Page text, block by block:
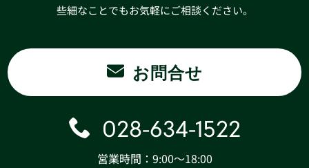
些細なことでもお気軽にご相談ください。
お問合せ
028-634-1522
営業時間：9:00〜18:00